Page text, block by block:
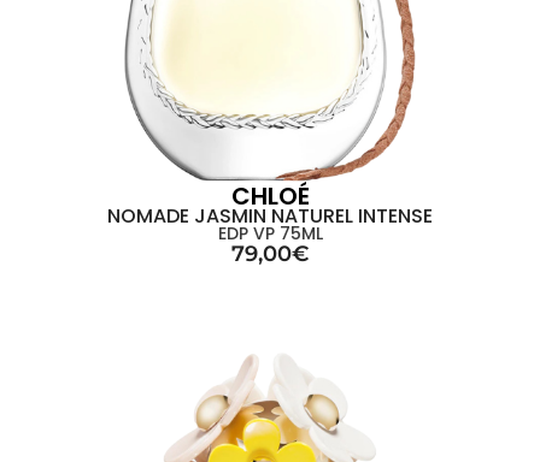
CHLOÉ
NOMADE JASMIN NATUREL INTENSE
EDP VP 75ML
79,00€